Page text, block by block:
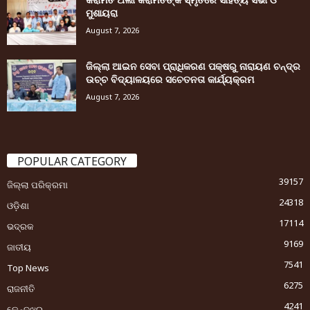
ମୁଶାୟରା
August 7, 2026
ଜିଲ୍ଲା ଆଇନ ସେବା ପ୍ରାଧିକରଣ ପକ୍ଷରୁ ନାରାୟଣ ଚନ୍ଦ୍ର
ଉଚ୍ଚ ବିଦ୍ୟାଳୟରେ ସଚେତନତା କାର୍ଯ୍ୟକ୍ରମ
August 7, 2026
POPULAR CATEGORY
ଜିଲ୍ଲା ପରିକ୍ରମା
39157
ଓଡ଼ିଶା
24318
ଭଦ୍ରକ
17114
ଜାତୀୟ
9169
Top News
7541
ରାଜନୀତି
6275
4241